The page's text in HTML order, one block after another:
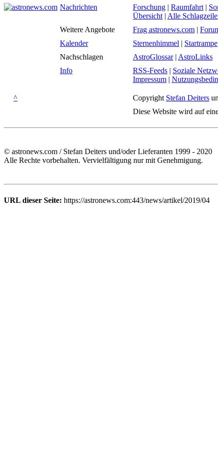
Nachrichten Forschung | Raumfahrt |
Übersicht | Alle
Weitere Angebote
Frag astronews.com |
Kalender
Sternenhimmel | Startrampe
Nachschlagen
AstroGlossar| AstroLinks
Info
RSS-Feeds | Soziale
Impressum |
^ Copyright Stefan Deiters
Diese Website wird auf
© astronews.com / Stefan Deiters und/oder Lieferanten 1999 - 2020
Alle Rechte vorbehalten. Vervielfältigung nur mit Genehmigung.
URL dieser Seite: https://astronews.com:443/news/artikel/2019/04